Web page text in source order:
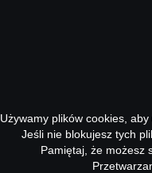
Używamy plików cookies,
Jeśli nie blokujesz tych
Pamiętaj, że możesz